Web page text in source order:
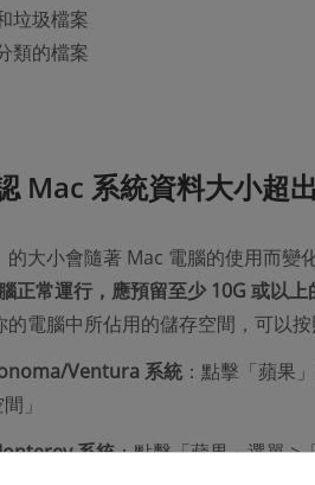
垃圾檔案
類的檔案
Mac 系統資料大小超
的大小會隨著 Mac 電腦的使用而變
正常運行，應預留至少 10G 或以上
電腦中所佔用的儲存空間，可以按
Ventura 系統：點擊「蘋果
」
系統：點擊「蘋果」選單 >